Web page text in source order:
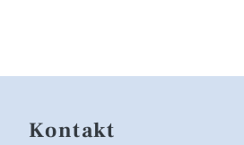
Kontakt